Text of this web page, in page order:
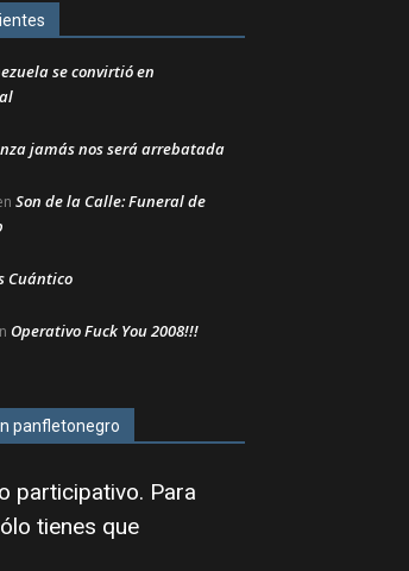
se convirtió en
jamás nos será arrebatada
Son de la Calle: Funeral de
Cuántico
Operativo Fuck You 2008!!!
panfletonegro
participativo. Para
tienes que